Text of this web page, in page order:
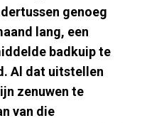
genoeg
lang, een
badkuip te
Al dat uitstellen
zenuwen te
van die